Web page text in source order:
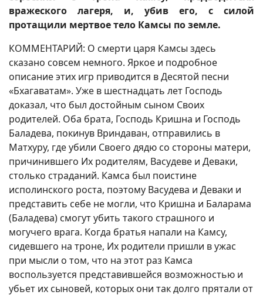
вражеского лагеря, и, убив его, с силой
протащили мертвое тело Камсы по земле.
КОММЕНТАРИЙ: О смерти царя Камсы здесь
сказано совсем немного. Яркое и подробное
описание этих игр приводится в Десятой песни
«Бхагаватам». Уже в шестнадцать лет Господь
доказал, что был достойным сыном Своих
родителей. Оба брата, Господь Кришна и Господь
Баладева, покинув Вриндаван, отправились в
Матхуру, где убили Своего дядю со стороны матери,
причинившего Их родителям, Васудеве и Деваки,
столько страданий. Камса был поистине
исполинского роста, поэтому Васудева и Деваки и
представить себе не могли, что Кришна и Баларама
(Баладева) смогут убить такого страшного и
могучего врага. Когда братья напали на Камсу,
сидевшего на троне, Их родители пришли в ужас
при мысли о том, что на этот раз Камса
воспользуется представившейся возможностью и
убьет их сыновей, которых они так долго прятали от